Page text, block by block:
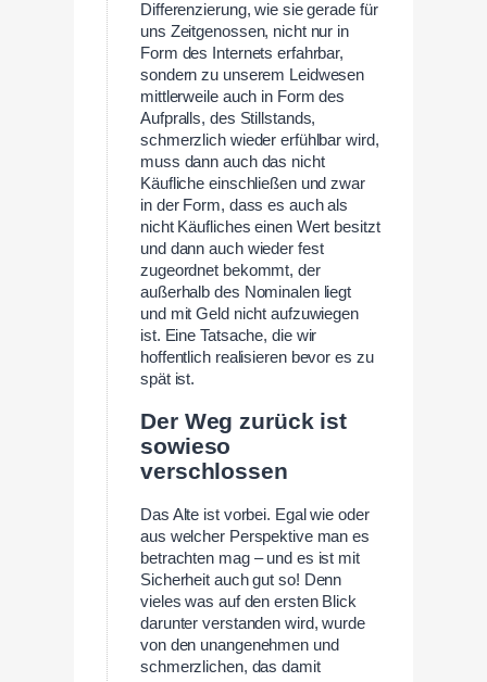
Differenzierung, wie sie gerade für
uns Zeitgenossen, nicht nur in
Form des Internets erfahrbar,
sondern zu unserem Leidwesen
mittlerweile auch in Form des
Aufpralls, des Stillstands,
schmerzlich wieder erfühlbar wird,
muss dann auch das nicht
Käufliche einschließen und zwar
in der Form, dass es auch als
nicht Käufliches einen Wert besitzt
und dann auch wieder fest
zugeordnet bekommt, der
außerhalb des Nominalen liegt
und mit Geld nicht aufzuwiegen
ist. Eine Tatsache, die wir
hoffentlich realisieren bevor es zu
spät ist.
Der Weg zurück ist
sowieso
verschlossen
Das Alte ist vorbei. Egal wie oder
aus welcher Perspektive man es
betrachten mag – und es ist mit
Sicherheit auch gut so! Denn
vieles was auf den ersten Blick
darunter verstanden wird, wurde
von den unangenehmen und
schmerzlichen, das damit